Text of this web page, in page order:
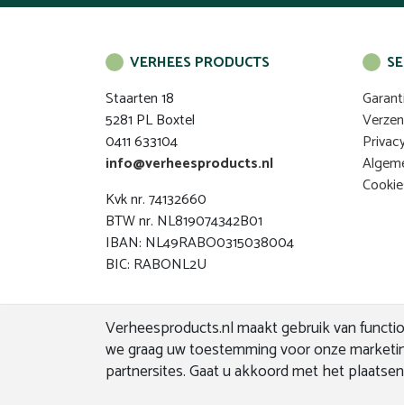
Verheesproducts.nl maakt gebruik van
we graag uw toestemming voor onze
partnersites. Gaat u akkoord met het
VERHEES PRODUCTS
Staarten 18
5281 PL Boxtel
0411 633104
info@verheesproducts.nl
Kvk nr. 74132660
BTW nr. NL819074342B01
IBAN: NL49RABO0315038004
BIC: RABONL2U